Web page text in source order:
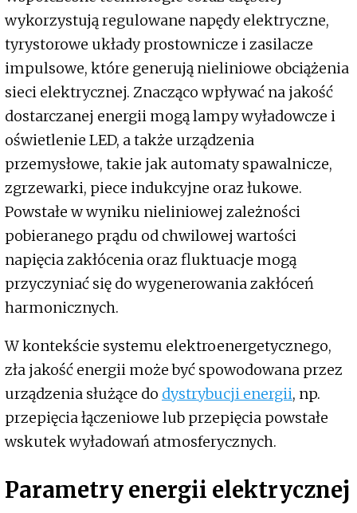
wykorzystują regulowane napędy elektryczne,
tyrystorowe układy prostownicze i zasilacze
impulsowe, które generują nieliniowe obciążenia
sieci elektrycznej. Znacząco wpływać na jakość
dostarczanej energii mogą lampy wyładowcze i
oświetlenie LED, a także urządzenia
przemysłowe, takie jak automaty spawalnicze,
zgrzewarki, piece indukcyjne oraz łukowe.
Powstałe w wyniku nieliniowej zależności
pobieranego prądu od chwilowej wartości
napięcia zakłócenia oraz fluktuacje mogą
przyczyniać się do wygenerowania zakłóceń
harmonicznych.
W kontekście systemu elektroenergetycznego,
zła jakość energii może być spowodowana przez
urządzenia służące do dystrybucji energii, np.
przepięcia łączeniowe lub przepięcia powstałe
wskutek wyładowań atmosferycznych.
Parametry energii elektrycznej